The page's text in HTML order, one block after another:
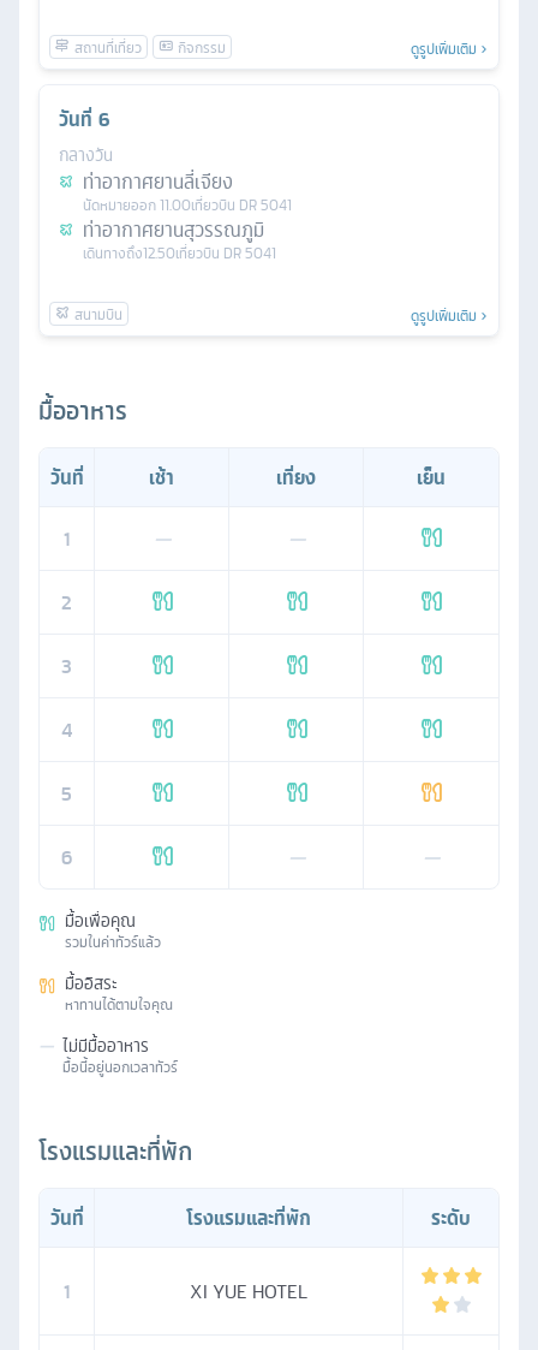
ดูรูปเพิ่มเติม
วันที่ 6
กลางวัน
ท่าอากาศยานลี่เจียง
นัดหมายออก11.00เที่ยวบิน DR 5041
ท่าอากาศยานสุวรรณภูมิ
เดินทางถึง12.50เที่ยวบิน DR 5041
ดูรูปเพิ่มเติม
มื้ออาหาร
วันที่ เช้า เที่ยง
เย็น
1
— —
2
3
4
5
6 — —
มื้อเพื่อคุณ
รวมในค่าทัวร์แล้ว
มื้ออิสระ
หาทานได้ตามใจคุณ
— ไม่มีมื้ออาหาร
มื้อนี้อยู่นอกเวลาทัวร์
โรงแรมและที่พัก
วันที่ โรงแรมและที่พัก ระดับ
1 XI YUE HOTEL